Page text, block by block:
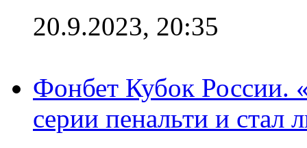
20.9.2023, 20:35
Фонбет Кубок России.
серии пенальти и стал